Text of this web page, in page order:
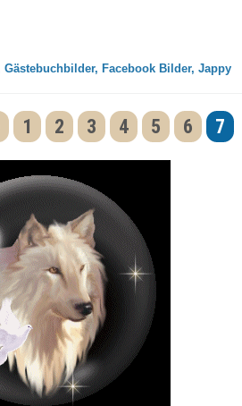
Facebook Bilder, Jappy
1 2 3 4 5 6 7